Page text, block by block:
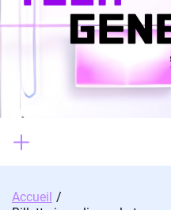
Accueil